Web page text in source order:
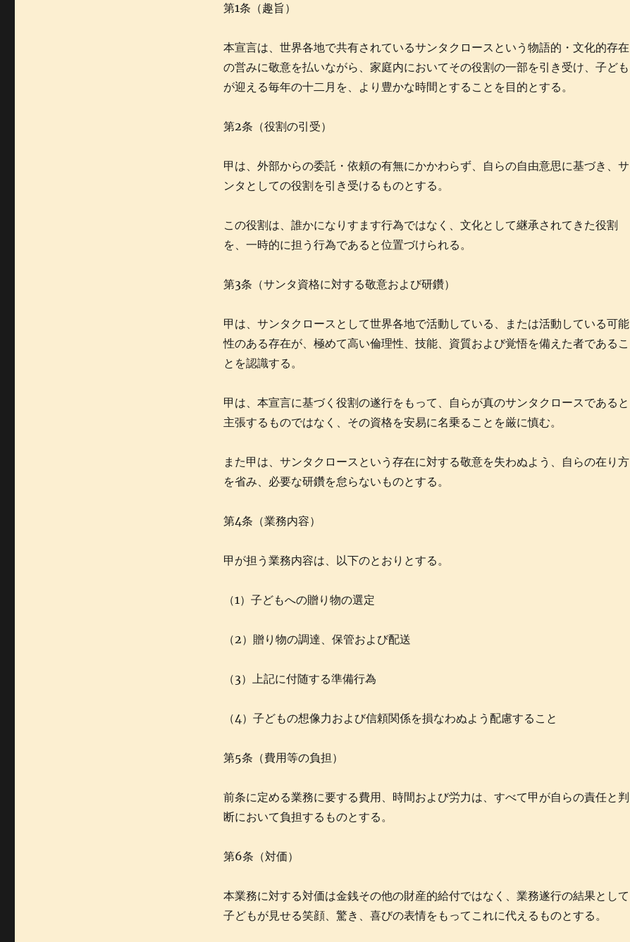
第1条（趣旨）
本宣言は、世界各地で共有されているサンタクロースという物語的・文化的存在
の営みに敬意を払いながら、家庭内においてその役割の一部を引き受け、子ども
が迎える毎年の十二月を、より豊かな時間とすることを目的とする。
第2条（役割の引受）
甲は、外部からの委託・依頼の有無にかかわらず、自らの自由意思に基づき、サ
ンタとしての役割を引き受けるものとする。
この役割は、誰かになりすます行為ではなく、文化として継承されてきた役割
を、一時的に担う行為であると位置づけられる。
第3条（サンタ資格に対する敬意および研鑽）
甲は、サンタクロースとして世界各地で活動している、または活動している可能
性のある存在が、極めて高い倫理性、技能、資質および覚悟を備えた者であるこ
とを認識する。
甲は、本宣言に基づく役割の遂行をもって、自らが真のサンタクロースであると
主張するものではなく、その資格を安易に名乗ることを厳に慎む。
また甲は、サンタクロースという存在に対する敬意を失わぬよう、自らの在り方
を省み、必要な研鑽を怠らないものとする。
第4条（業務内容）
甲が担う業務内容は、以下のとおりとする。
（1）子どもへの贈り物の選定
（2）贈り物の調達、保管および配送
（3）上記に付随する準備行為
（4）子どもの想像力および信頼関係を損なわぬよう配慮すること
第5条（費用等の負担）
前条に定める業務に要する費用、時間および労力は、すべて甲が自らの責任と判
断において負担するものとする。
第6条（対価）
本業務に対する対価は金銭その他の財産的給付ではなく、業務遂行の結果として
子どもが見せる笑顔、驚き、喜びの表情をもってこれに代えるものとする。